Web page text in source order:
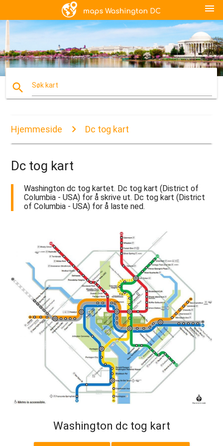
menu
search Søk kart
Hjemmeside Dc tog kart
Dc tog kart
Washington dc tog kartet. Dc tog kart (District of
Columbia - USA) for å skrive ut. Dc tog kart (District
of Columbia - USA) for å laste ned.
Washington dc tog kart